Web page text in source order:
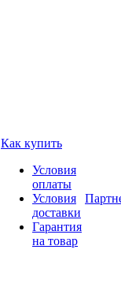
Как купить
Условия
оплаты
Условия
доставки
Гарантия
на товар